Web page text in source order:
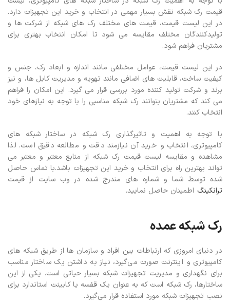
قیمت رک شبکه نقش بسیار مهمی در انتخاب و خرید این تجهیزات دارد.
در این لیست قیمت، قیمت های مختلف رک های شبکه از شرکت ها و
تولیدکنندگان مختلف مقایسه می شود تا امکان انتخاب بهتری برای
مشتریان فراهم شود.
در این لیست قیمت، عوامل مختلفی مانند اندازه و ابعاد رک، جنس و
کیفیت ساخت، قابلیت های اضافی مانند تهویه و مدیریت کابل ها، و نیز
برند و شرکت تولید کننده مورد بررسی قرار می گیرد. این امکان را فراهم
می کند که مشتریان بتوانند رک شبکه مناسبی را با توجه به نیازهای خود
انتخاب کنند.
با توجه به اهمیت و تاثیرگذاری رک شبکه در ساختار شبکه های
کامپیوتری، انتخاب و خرید آن نیازمند دقت و مطالعه دقیق است. لذا
مشاهده و مقایسه لیست قیمت رک شبکه از منابع معتبر و معتبر می
تواند بهترین راه برای انتخاب و خرید این تجهیزات باشد.با تماس حاصل
شده توسط شما و شماره های مندرج شده در وب سایت از قیمت
ترانکینگ اطمینان حاصل نمایید.
رک شبکه عمده
در دنیای امروزی که ارتباطات بین افراد و سازمان ها از طریق شبکه های
کامپیوتری و اینترنت صورت می‌گیرد، نیاز به داشتن یک ساختار مناسب
برای نگهداری و مدیریت تجهیزات شبکه بسیار حیاتی است. یکی از این
ساختارها، رک شبکه است که به عنوان یک قفسه یا کابینت استاندارد برای
نصب تجهیزات شبکه مورد استفاده قرار می‌گیرد.